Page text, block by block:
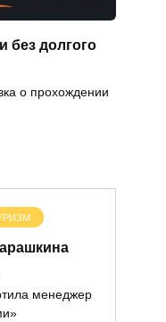
долгого
о прохождении
менеджер